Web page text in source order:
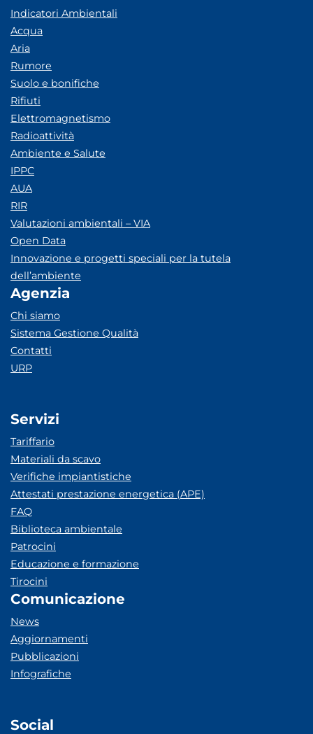
Indicatori Ambientali
Acqua
Aria
Rumore
Suolo e bonifiche
Rifiuti
Elettromagnetismo
Radioattività
Ambiente e Salute
IPPC
AUA
RIR
Valutazioni ambientali – VIA
Open Data
Innovazione e progetti speciali per la tutela
dell’ambiente
Agenzia
Chi siamo
Sistema Gestione Qualità
Contatti
URP
Servizi
Tariffario
Materiali da scavo
Verifiche impiantistiche
Attestati prestazione energetica (APE)
FAQ
Biblioteca ambientale
Patrocini
Educazione e formazione
Tirocini
Comunicazione
News
Aggiornamenti
Pubblicazioni
Infografiche
Social